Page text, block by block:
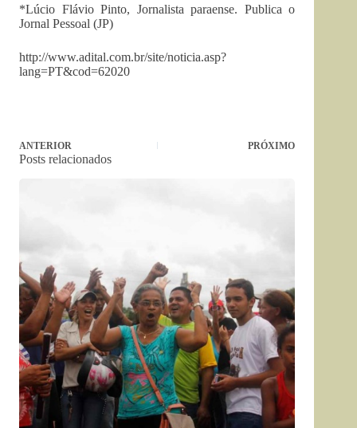
*Lúcio Flávio Pinto, Jornalista paraense. Publica o
Jornal Pessoal (JP)
http://www.adital.com.br/site/noticia.asp?
lang=PT&cod=62020
ANTERIOR PRÓXIMO
Posts relacionados